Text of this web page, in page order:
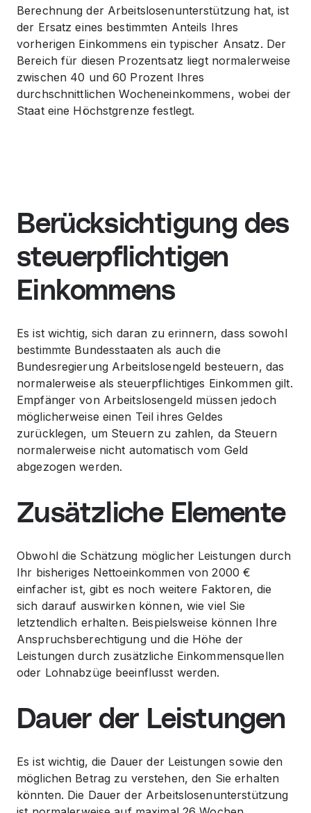
Berechnung der Arbeitslosenunterstützung hat, ist
der Ersatz eines bestimmten Anteils Ihres
vorherigen Einkommens ein typischer Ansatz. Der
Bereich für diesen Prozentsatz liegt normalerweise
zwischen 40 und 60 Prozent Ihres
durchschnittlichen Wocheneinkommens, wobei der
Staat eine Höchstgrenze festlegt.
Berücksichtigung des
steuerpflichtigen
Einkommens
Es ist wichtig, sich daran zu erinnern, dass sowohl
bestimmte Bundesstaaten als auch die
Bundesregierung Arbeitslosengeld besteuern, das
normalerweise als steuerpflichtiges Einkommen gilt.
Empfänger von Arbeitslosengeld müssen jedoch
möglicherweise einen Teil ihres Geldes
zurücklegen, um Steuern zu zahlen, da Steuern
normalerweise nicht automatisch vom Geld
abgezogen werden.
Zusätzliche Elemente
Obwohl die Schätzung möglicher Leistungen durch
Ihr bisheriges Nettoeinkommen von 2000 €
einfacher ist, gibt es noch weitere Faktoren, die
sich darauf auswirken können, wie viel Sie
letztendlich erhalten. Beispielsweise können Ihre
Anspruchsberechtigung und die Höhe der
Leistungen durch zusätzliche Einkommensquellen
oder Lohnabzüge beeinflusst werden.
Dauer der Leistungen
Es ist wichtig, die Dauer der Leistungen sowie den
möglichen Betrag zu verstehen, den Sie erhalten
könnten. Die Dauer der Arbeitslosenunterstützung